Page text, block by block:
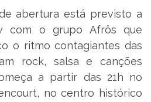
abertura está previsto a
com o grupo Afrôs que
o ritmo contagiantes das
rock, salsa e canções
a partir das 21h no
no centro histórico